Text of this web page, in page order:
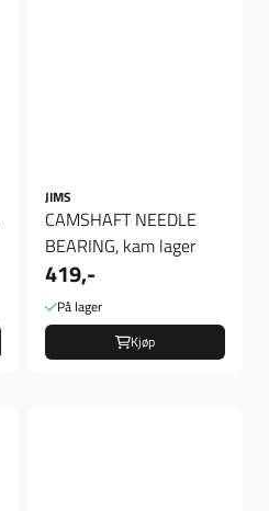
JIMS
CAMSHAFT NEEDLE
BEARING, kam lager
419,-
På lager
Kjøp